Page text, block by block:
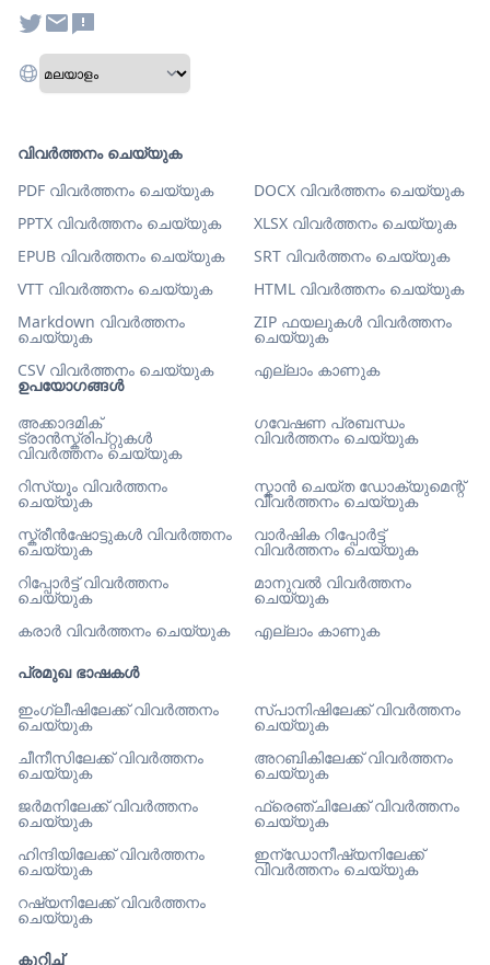
ഉപയോഗങ്ങൾ
അക്കാദമിക്
ട്രാൻസ്ക്രിപ്റ്റുകൾ
വിവർത്തനം ചെയ്യുക
ഗവേഷണ പ്രബന്ധം
വിവർത്തനം ചെയ്യുക
റിസ്യൂം വിവർത്തനം
ചെയ്യുക
സ്കാൻ ചെയ്ത ഡോക്യുമെന്റ്
വിവർത്തനം ചെയ്യുക
സ്ക്രീൻഷോട്ടുകൾ വിവർത്തനം
ചെയ്യുക
വാർഷിക റിപ്പോർട്ട്
വിവർത്തനം ചെയ്യുക
റിപ്പോർട്ട് വിവർത്തനം
ചെയ്യുക
മാനുവൽ വിവർത്തനം
ചെയ്യുക
കരാർ വിവർത്തനം ചെയ്യുക
എല്ലാം കാണുക
പ്രമുഖ ഭാഷകൾ
ഇംഗ്ലീഷിലേക്ക് വിവർത്തനം
ചെയ്യുക
സ്പാനിഷിലേക്ക് വിവർത്തനം
ചെയ്യുക
ചീനീസിലേക്ക് വിവർത്തനം
ചെയ്യുക
അറബികിലേക്ക് വിവർത്തനം
ചെയ്യുക
ജർമനിലേക്ക് വിവർത്തനം
ചെയ്യുക
ഫ്രെഞ്ചിലേക്ക് വിവർത്തനം
ചെയ്യുക
ഹിന്ദിയിലേക്ക് വിവർത്തനം
ചെയ്യുക
ഇന്ഡോനീഷ്യനിലേക്ക്
വിവർത്തനം ചെയ്യുക
റഷ്യനിലേക്ക് വിവർത്തനം
ചെയ്യുക
വിവർത്തനം ചെയ്യുക
PDF വിവർത്തനം ചെയ്യുക
DOCX വിവർത്തനം ചെയ്യുക
PPTX വിവർത്തനം ചെയ്യുക
XLSX വിവർത്തനം ചെയ്യുക
EPUB വിവർത്തനം ചെയ്യുക
SRT വിവർത്തനം ചെയ്യുക
VTT വിവർത്തനം ചെയ്യുക
HTML വിവർത്തനം ചെയ്യുക
Markdown വിവർത്തനം
ചെയ്യുക
ZIP ഫയലുകൾ വിവർത്തനം
ചെയ്യുക
CSV വിവർത്തനം ചെയ്യുക
എല്ലാം കാണുക
കുറിച്ച്